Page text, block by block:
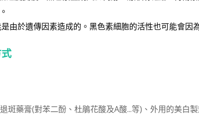
由於遺傳因素造成的。黑色素細胞的活性也可能會因
斑藥膏(對苯二酚、杜鵑花酸及A酸...等)、外用的美白